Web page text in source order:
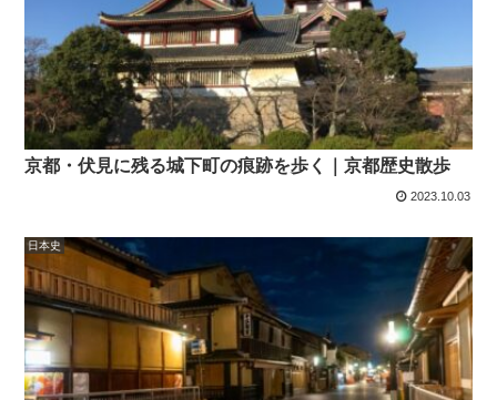
京都・伏見に残る城下町の痕跡を歩く｜京都歴史散歩
2023.10.03
日本史